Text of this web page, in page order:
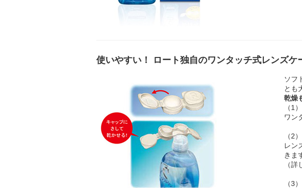
使いやすい！ ロート独自のワンタッチ式レンズケ
ソフ
とも
乾燥
（1
ワン
（2
レン
きま
（
（3